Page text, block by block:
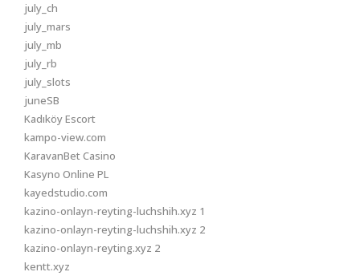
july_ch
july_mars
july_mb
july_rb
july_slots
juneSB
Kadıköy Escort
kampo-view.com
KaravanBet Casino
Kasyno Online PL
kayedstudio.com
kazino-onlayn-reyting-luchshih.xyz 1
kazino-onlayn-reyting-luchshih.xyz 2
kazino-onlayn-reyting.xyz 2
kentt.xyz